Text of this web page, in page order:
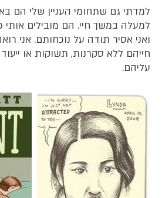
למדתי גם שתחומי העניין שלי הם
למעלה במשך חיי. הם מובילים
ואני אסיר תודה על נוכחותם. אני
חייהם ללא סקרנות, תשוקות או
עליהם.